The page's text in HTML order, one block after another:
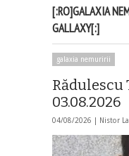
[:RO]GALAXIA
GALLAXY[:]
galaxia nemuririi
Rădulescu
03.08.2026
04/08/2026 | Nistor